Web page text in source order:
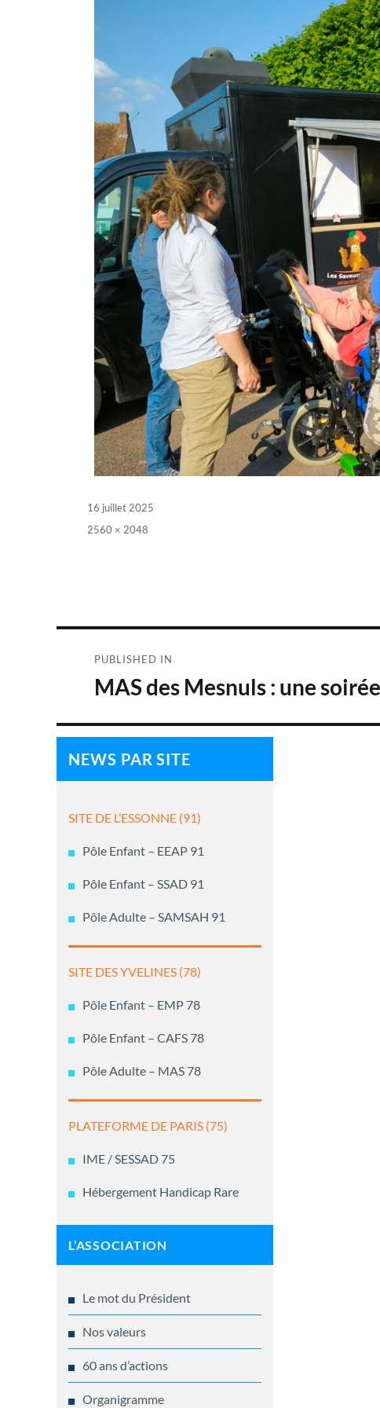
Posted
on
16 juillet 2025
Full
2560 × 2048
de
PUBLISHED IN
MAS des Mesnuls : une
NEWS PAR SITE
SITE DE L’ESSONNE (91)
Pôle Enfant – EEAP 91
Pôle Enfant – SSAD 91
Pôle Adulte – SAMSAH 91
SITE DES YVELINES (78)
Pôle Enfant – EMP 78
Pôle Enfant – CAFS 78
Pôle Adulte – MAS 78
PLATEFORME DE PARIS (75)
IME / SESSAD 75
Hébergement Handicap Rare
L’ASSOCIATION
Le mot du Président
Nos valeurs
60 ans d’actions
Organigramme